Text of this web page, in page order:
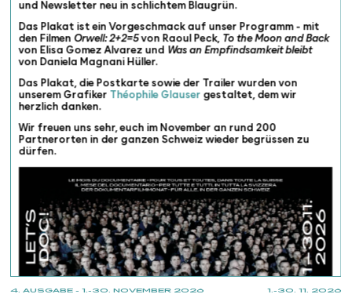
1.-30. 11. 2026
4. AUSGABE - 1.-30. NOVEMBER 2026
und Newsletter neu in schlichtem Blaugrün.
Das Plakat ist ein Vorgeschmack auf unser Programm - mit
den FilmenOrwell: 2+2=5von Raoul Peck, To the Moon and Back
von Elisa Gomez Alvarez und Was an Empfindsamkeit bleibt
von Daniela Magnani Hüller.
Das Plakat, die Postkarte sowie der Trailer wurden von
unserem GrafikerThéophile Glauser gestaltet, dem wir
herzlich danken.
Wir freuen uns sehr, euch im November an rund 200
Partnerorten in der ganzen Schweiz wieder begrüssen zu
dürfen.